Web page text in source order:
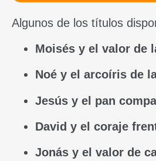
Algunos de los títulos
Moisés y el valor de
Noé y el arcoíris de
Jesús y el pan
David y el coraje
Jonás y el valor de